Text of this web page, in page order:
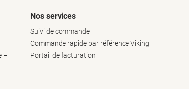
–
Nos services
Suivi de commande
Commande rapide par référence Viking
Portail de facturation